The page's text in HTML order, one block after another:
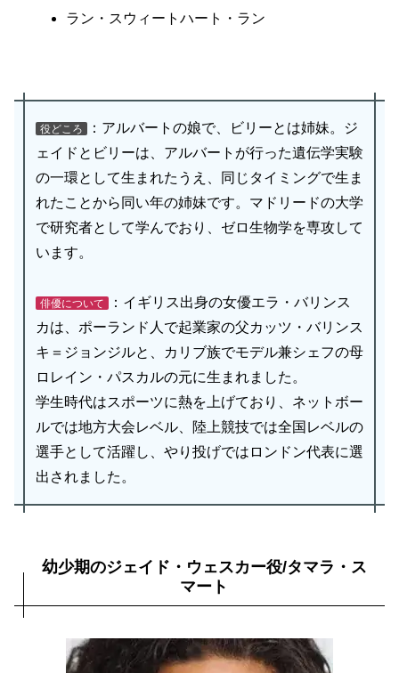
ラン・スウィートハート・ラン
役どころ
：アルバートの娘で、ビリーとは姉妹。ジ
ェイドとビリーは、アルバートが行った遺伝学実験
の一環として生まれたうえ、同じタイミングで生ま
れたことから同い年の姉妹です。マドリードの大学
で研究者として学んでおり、ゼロ生物学を専攻して
います。
俳優について
：イギリス出身の女優エラ・バリンス
カは、ポーランド人で起業家の父カッツ・バリンス
キ＝ジョンジルと、カリブ族でモデル兼シェフの母
ロレイン・パスカルの元に生まれました。
学生時代はスポーツに熱を上げており、ネットボー
ルでは地方大会レベル、陸上競技では全国レベルの
選手として活躍し、やり投げではロンドン代表に選
出されました。
幼少期のジェイド・ウェスカー役/タマラ・ス
マート